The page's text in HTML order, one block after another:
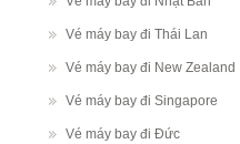
Vé máy bay đi Thái Lan
Vé máy bay đi New Zealand
Vé máy bay đi Singapore
Vé máy bay đi Đức